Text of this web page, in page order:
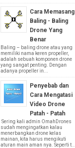
Cara Memasang
Baling - Baling
Drone Yang
Benar
Baling – baling drone atau yang
memiliki nama keren propeller,
adalah sebuah komponen drone
yang sangat penting. Dengan
adanya propeller in...
Penyebab dan
Cara Mengatasi
Video Drone
Patah - Patah
Sering kali admin OmahDrones
sudah mengingatkan kalau
menerbangkan drone kelas
mainan, kita harus mengikuti
aturan main aman nya. Seperti t...